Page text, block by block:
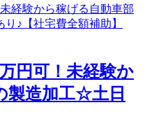
円可！未経験か
製造加工☆土日